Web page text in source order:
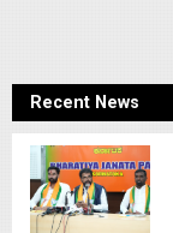
Recent News